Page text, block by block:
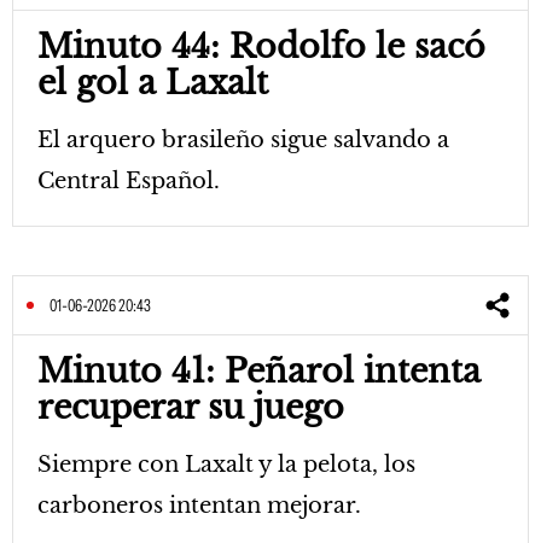
Minuto 44: Rodolfo le sacó
el gol a Laxalt
El arquero brasileño sigue salvando a
Central Español.
01-06-2026 20:43
Minuto 41: Peñarol intenta
recuperar su juego
Siempre con Laxalt y la pelota, los
carboneros intentan mejorar.